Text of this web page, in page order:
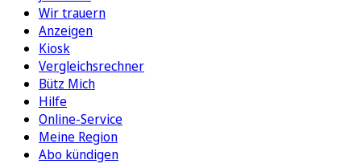
Wir trauern
Anzeigen
Kiosk
Vergleichsrechner
Bütz Mich
Hilfe
Online-Service
Meine Region
Abo kündigen